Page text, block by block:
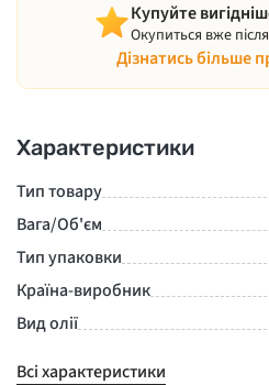
Купуйте
Окупиться вже
Дізнатись більше
Характеристики
Тип товару
Вага/Об'єм
Тип упаковки
Країна-виробник
Вид олії
Всі характеристики